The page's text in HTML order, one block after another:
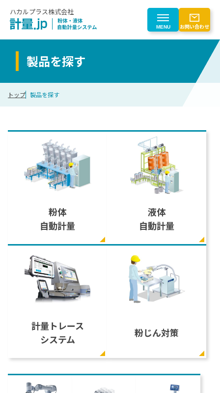
ハカルプラス株式会社
製品を探す
製品を探す一覧
液体自動計量
計量トレースシステム
粉じん対策
粉体計量ロボットシステム
搬送（マテハン）
自動計量（粉・液）主要パーツ
業界から探す一覧
電子部品
トナー
はじめての方へ一覧
計量事業のご紹介
自動化検討プロセス
粉体テストサービス
計量用語辞典
計量実績
原料一覧
海外実績一覧
会社情報
会社概要
MENU お問い合わせ
製品を探す
トップ 製品を探す
粉体
自動計量
液体
自動計量
計量トレース
システム
粉じん対策